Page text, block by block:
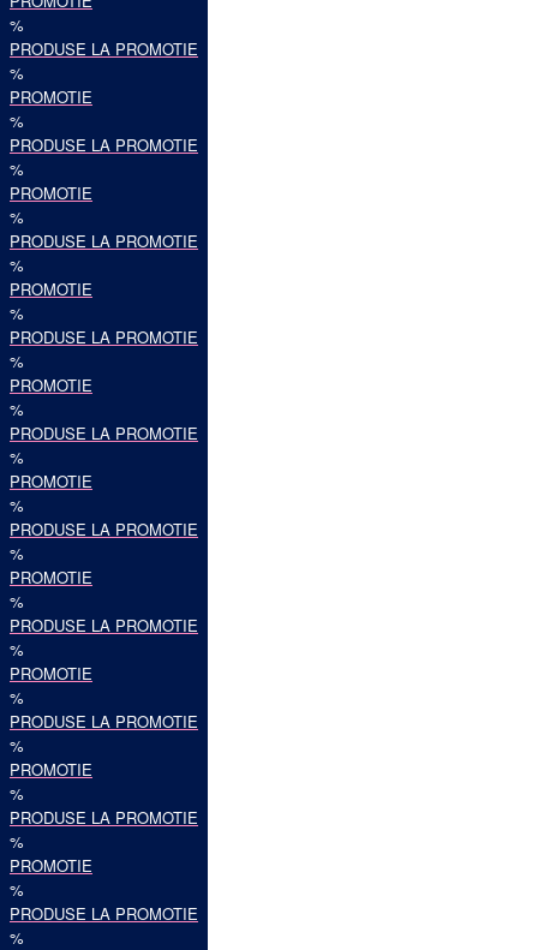
%
PRODUSE LA PROMOTIE
%
PROMOTIE
%
PRODUSE LA PROMOTIE
%
PROMOTIE
%
PRODUSE LA PROMOTIE
%
PROMOTIE
%
PRODUSE LA PROMOTIE
%
PROMOTIE
%
PRODUSE LA PROMOTIE
%
PROMOTIE
%
PRODUSE LA PROMOTIE
%
PROMOTIE
%
PRODUSE LA PROMOTIE
%
PROMOTIE
%
PRODUSE LA PROMOTIE
%
PROMOTIE
%
PRODUSE LA PROMOTIE
%
PROMOTIE
%
PRODUSE LA PROMOTIE
%